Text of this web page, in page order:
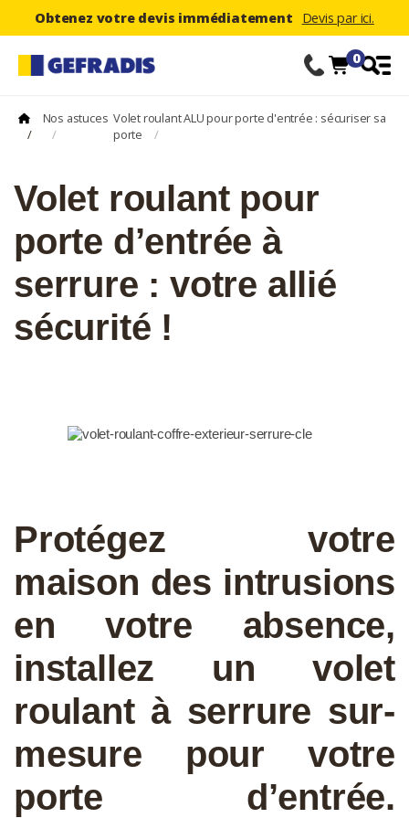
Obtenez votre devis immédiatement Devis par ici.
0
/
Nos astuces
/
Volet roulant ALU pour porte d'entrée : sécuriser sa
porte
/
Volet roulant pour
porte d’entrée à
serrure : votre allié
sécurité !
Protégez votre
maison des intrusions
en votre absence,
installez un volet
roulant à serrure sur-
mesure pour votre
porte d’entrée.